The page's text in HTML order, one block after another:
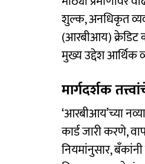
शुल्क, अनधिकृत
(आरबीआय) क्रेडिट
मुख्य उद्देश आर्थिक
मार्गदर्शक
‘आरबीआय’च्या
कार्ड जारी करणे,
नियमांनुसार,